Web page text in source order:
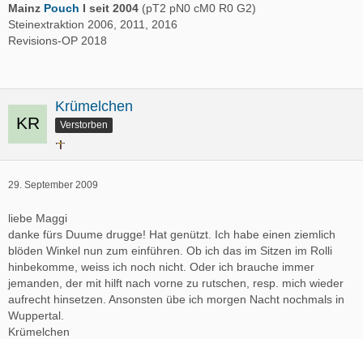
Mainz Pouch I seit 2004 (pT2 pN0 cM0 R0 G2)
Steinextraktion 2006, 2011, 2016
Revisions-OP 2018
Krümelchen
Verstorben
29. September 2009
liebe Maggi
danke fürs Duume drugge! Hat genützt. Ich habe einen ziemlich
blöden Winkel nun zum einführen. Ob ich das im Sitzen im Rolli
hinbekomme, weiss ich noch nicht. Oder ich brauche immer
jemanden, der mit hilft nach vorne zu rutschen, resp. mich wieder
aufrecht hinsetzen. Ansonsten übe ich morgen Nacht nochmals in
Wuppertal.
Krümelchen